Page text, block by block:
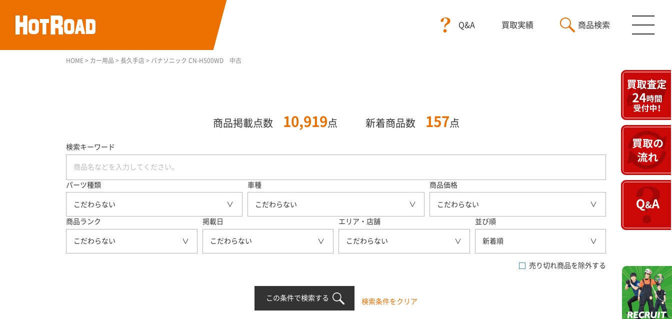
Q&A 買取実績 商品検索
HOME > カー用品 > 長久手店 > パナソニック CN-H500WD 中古
商品掲載点数 10,919 点 新着商品数 157点
検索キーワード
パーツ種類
こだわらない
車種
こだわらない
商品価格
こだわらない
商品ランク
こだわらない
掲載日
こだわらない
エリア・店舗
こだわらない
並び順
新着順
売り切れ商品を除外する
この条件で検索する 検索条件をクリア